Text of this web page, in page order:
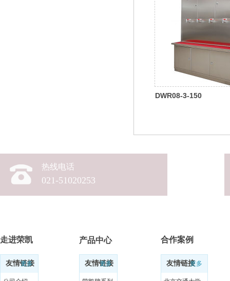
DWR08-3-150
热线电话
021-51020253
友情链接
更多 友情链接
更多 友情链接更多
走进荣凯 产品中心 合作案例